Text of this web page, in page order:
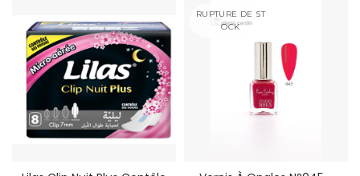
RUPTURE DE ST
OCK